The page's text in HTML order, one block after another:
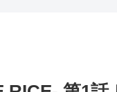
乱 第33話の感想